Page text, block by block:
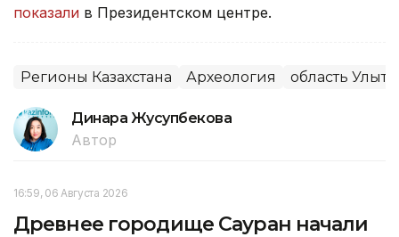
показали в Президентском центре.
Регионы Казахстана Археология область
Динара Жусупбекова
Автор
16:59, 06 Августа 2026
Древнее городище Сауран начали